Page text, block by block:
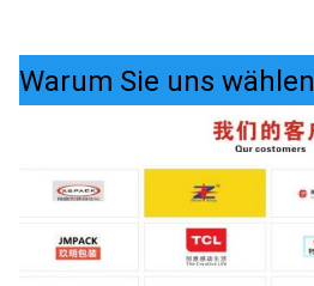
Warum Sie uns wählen